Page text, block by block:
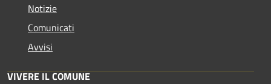
Notizie
Comunicati
Avvisi
VIVERE IL COMUNE